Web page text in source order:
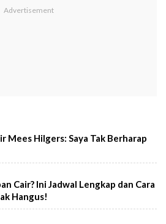
Mees Hilgers: Saya Tak Berharap
Cair? Ini Jadwal Lengkap dan Cara
Hangus!